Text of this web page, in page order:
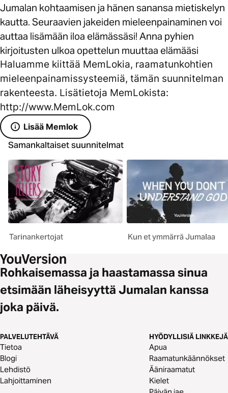
Jumalan kohtaamisen ja hänen sanansa mietiskelyn
kautta. Seuraavien jakeiden mieleenpainaminen voi
auttaa lisämään iloa elämässäsi! Anna pyhien
kirjoitusten ulkoa opettelun muuttaa elämääsi
Haluamme kiittää MemLokia, raamatunkohtien
mieleenpainamissysteemiä, tämän suunnitelman
rakenteesta. Lisätietoja MemLokista:
http://www.MemLok.com
Lisää Memlok
Samankaltaiset suunnitelmat
Tarinankertojat Kun et ymmärrä Jumalaa
Rohkaisemassa ja haastamassa sinua
etsimään läheisyyttä Jumalan kanssa
joka päivä.
PALVELUTEHTÄVÄ
Tietoa
Blogi
Lehdistö
Lahjoittaminen
HYÖDYLLISIÄ LINKKEJÄ
Apua
Raamatunkäännökset
Ääniraamatut
Kielet